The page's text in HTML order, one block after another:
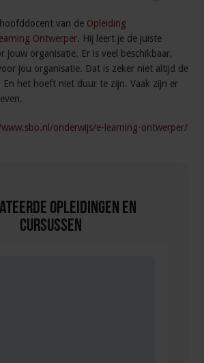
van de Opleiding
Ontwerper. Hij leert je de juiste
jouw organisatie. Er is veel beschikbaar,
jou organisatie. Dat is zeker niet altijd de
En het hoeft niet duur te zijn. Vaak zijn er
onderwijs/e-learning-ontwerper/
Opleidingen en
Cursussen